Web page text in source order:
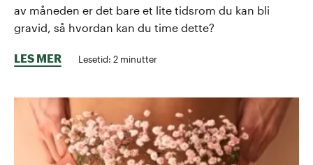
av måneden er det bare et lite tidsrom du kan bli
gravid, så hvordan kan du time dette?
LES MER Lesetid: 2 minutter